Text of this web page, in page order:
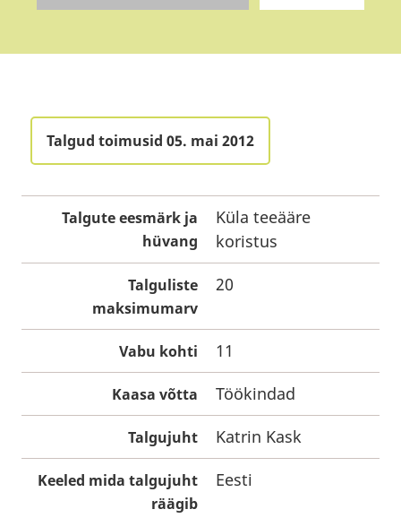
Talgud toimusid 05. mai 2012
Talgute eesmärk ja
hüvang
Küla teeääre
koristus
Talguliste
maksimumarv
20
Vabu kohti 11
Kaasa võtta Töökindad
Talgujuht Katrin Kask
Keeled mida talgujuht
räägib
Eesti